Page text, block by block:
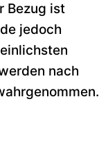
Bezug ist
jedoch
nach